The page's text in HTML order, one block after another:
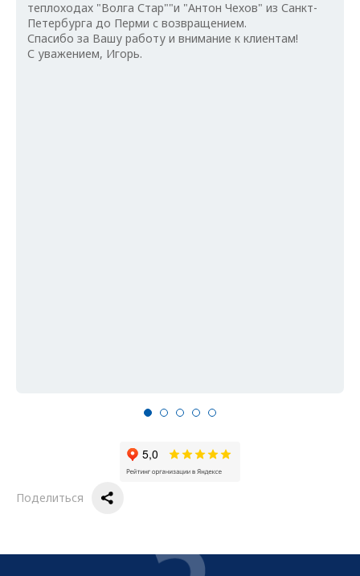
теплоходах "Волга Стар""и "Антон Чехов" из Санкт-
Петербурга до Перми с возвращением.
Спасибо за Вашу работу и внимание к клиентам!
С уважением, Игорь.
Поделиться